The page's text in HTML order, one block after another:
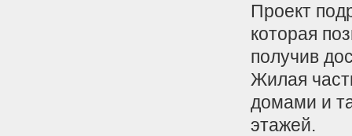
Проект
которая
получив
Жилая
домами и
этажей.